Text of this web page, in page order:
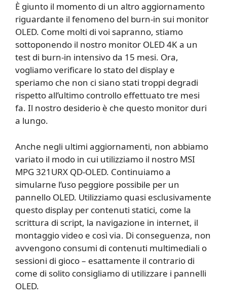
È giunto il momento di un altro aggiornamento
riguardante il fenomeno del burn-in sui monitor
OLED. Come molti di voi sapranno, stiamo
sottoponendo il nostro monitor OLED 4K a un
test di burn-in intensivo da 15 mesi. Ora,
vogliamo verificare lo stato del display e
speriamo che non ci siano stati troppi degradi
rispetto all’ultimo controllo effettuato tre mesi
fa. Il nostro desiderio è che questo monitor duri
a lungo.
Anche negli ultimi aggiornamenti, non abbiamo
variato il modo in cui utilizziamo il nostro MSI
MPG 321URX QD-OLED. Continuiamo a
simularne l’uso peggiore possibile per un
pannello OLED. Utilizziamo quasi esclusivamente
questo display per contenuti statici, come la
scrittura di script, la navigazione in internet, il
montaggio video e così via. Di conseguenza, non
avvengono consumi di contenuti multimediali o
sessioni di gioco – esattamente il contrario di
come di solito consigliamo di utilizzare i pannelli
OLED.